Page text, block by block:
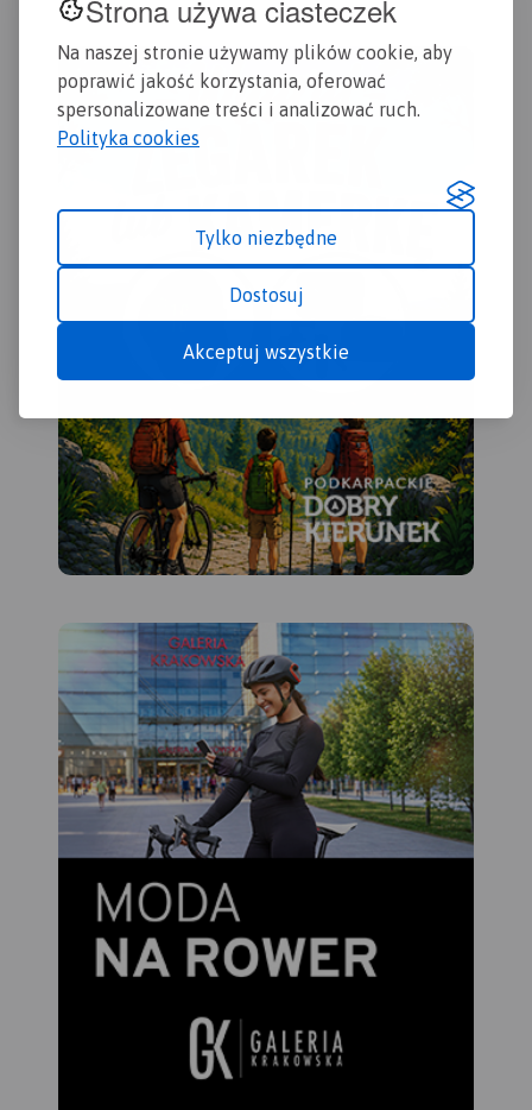
Strona używa ciasteczek
Na naszej stronie używamy plików cookie, aby
poprawić jakość korzystania, oferować
spersonalizowane treści i analizować ruch.
Polityka cookies
Tylko niezbędne
Dostosuj
Akceptuj wszystkie